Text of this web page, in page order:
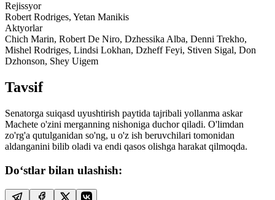
Rejissyor
Robert Rodriges, Yetan Manikis
Aktyorlar
Chich Marin, Robert De Niro, Dzhessika Alba, Denni Trekho,
Mishel Rodriges, Lindsi Lokhan, Dzheff Feyi, Stiven Sigal, Don
Dzhonson, Shey Uigem
Tavsif
Senatorga suiqasd uyushtirish paytida tajribali yollanma askar
Machete o'zini merganning nishoniga duchor qiladi. O'limdan
zo'rg'a qutulganidan so'ng, u o'z ish beruvchilari tomonidan
aldanganini bilib oladi va endi qasos olishga harakat qilmoqda.
Do‘stlar bilan ulashish: